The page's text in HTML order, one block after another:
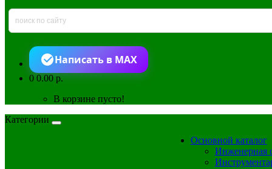
Написать в MAX
00.00 р.
В корзине пусто!
Категории
Основной каталог
Инженерная